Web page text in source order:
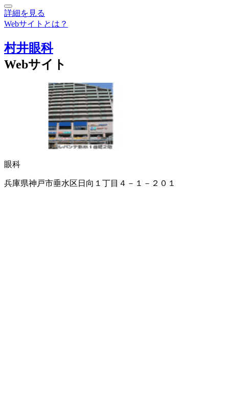
詳細を見る
Webサイトとは？
村井眼科
Webサイト
眼科
兵庫県神戸市垂水区日向１丁目４－１－２０１